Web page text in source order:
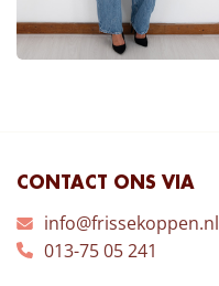
CONTACT ONS VIA
info@frissekoppen.nl
013-75 05 241